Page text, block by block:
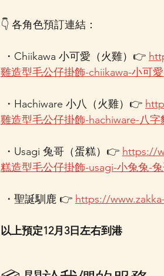
👇 各角色預訂連結：
・Chiikawa 小可愛（火雞）👉
雞造型毛公仔掛飾-chiikawa-小可
・Hachiware 小八（火雞）👉
雞造型毛公仔掛飾-hachiware-八字
・Usagi 兔哥（蛋糕）👉 https://
糕造型毛公仔掛飾-usagi-小兔兔-
・聖誕馴鹿 👉 https://
以上預定12月3日左右到港